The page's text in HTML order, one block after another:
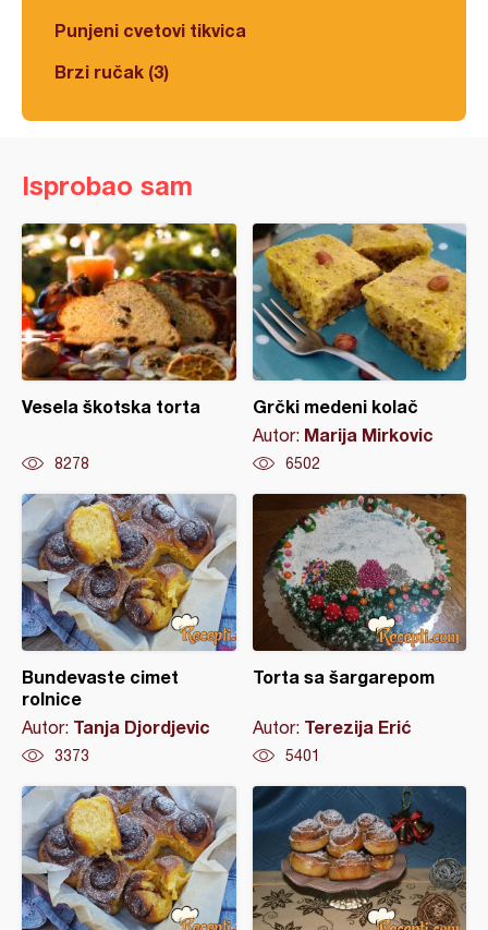
Punjeni cvetovi tikvica
Brzi ručak (3)
Isprobao sam
Vesela škotska torta
8278
Grčki medeni kolač
Autor: Marija Mirkovic
6502
Bundevaste cimet
rolnice
Autor: Tanja Djordjevic
3373
Torta sa šargarepom
Autor: Terezija Erić
5401